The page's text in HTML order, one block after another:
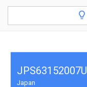
JPS63152007U
Japan